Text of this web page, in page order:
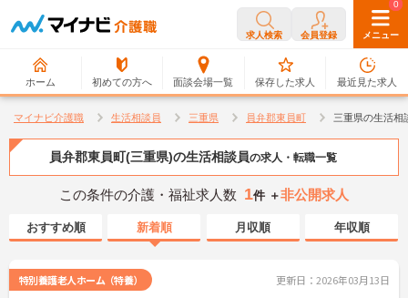
求人検索 会員登録 メニュー
ホーム 初めての方へ 面談会場一覧
0
保存した求人
0
最近見た求人
マイナビ介護職 生活相談員 三重県 員弁郡東員町 三重県の生活相
員弁郡東員町(三重県)の生活相談員の求人・転職一覧
この条件の介護・福祉求人数 1件 ＋非公開求人
おすすめ順 新着順 月収順 年収順
特別養護老人ホーム（特養） 更新日：2026年03月13日